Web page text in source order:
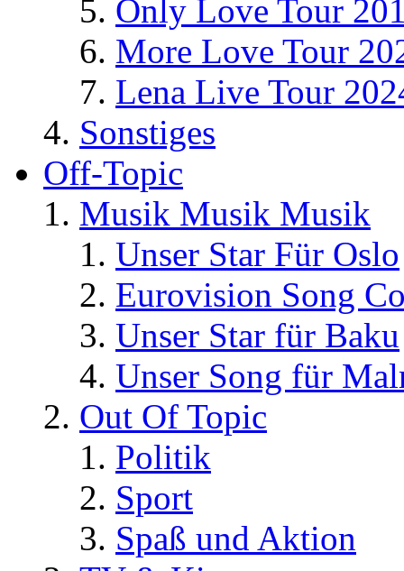
Only Love Tour
More Love Tour
Lena Live Tour
Sonstiges
Off-Topic
Musik Musik Musik
Unser Star Für Oslo
Eurovision Song
Unser Star für Baku
Unser Song für
Out Of Topic
Politik
Sport
Spaß und Aktion